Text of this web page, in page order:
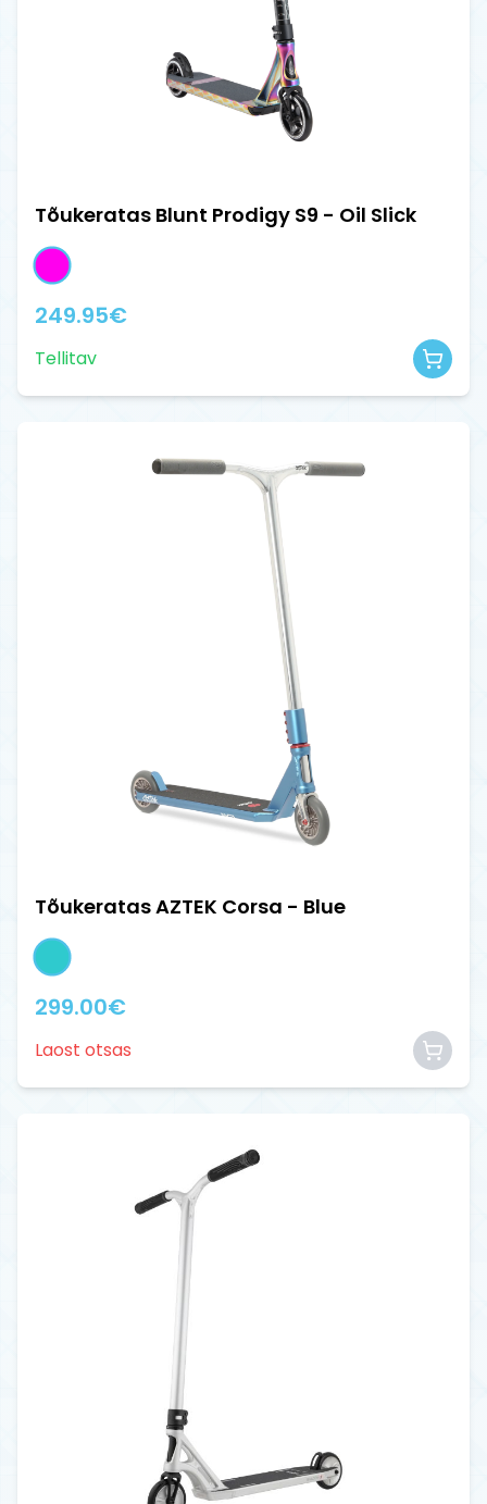
Tõukeratas Blunt Prodigy S9 - Oil Slick
249.95€
Tellitav
Tõukeratas AZTEK Corsa - Blue
299.00€
Laost otsas